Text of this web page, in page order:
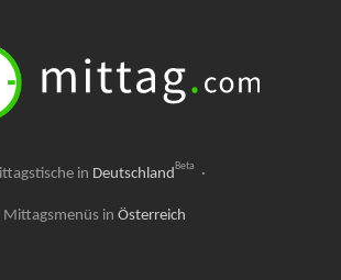
in DeutschlandBeta ·
Mittagsmenüs in Österreich